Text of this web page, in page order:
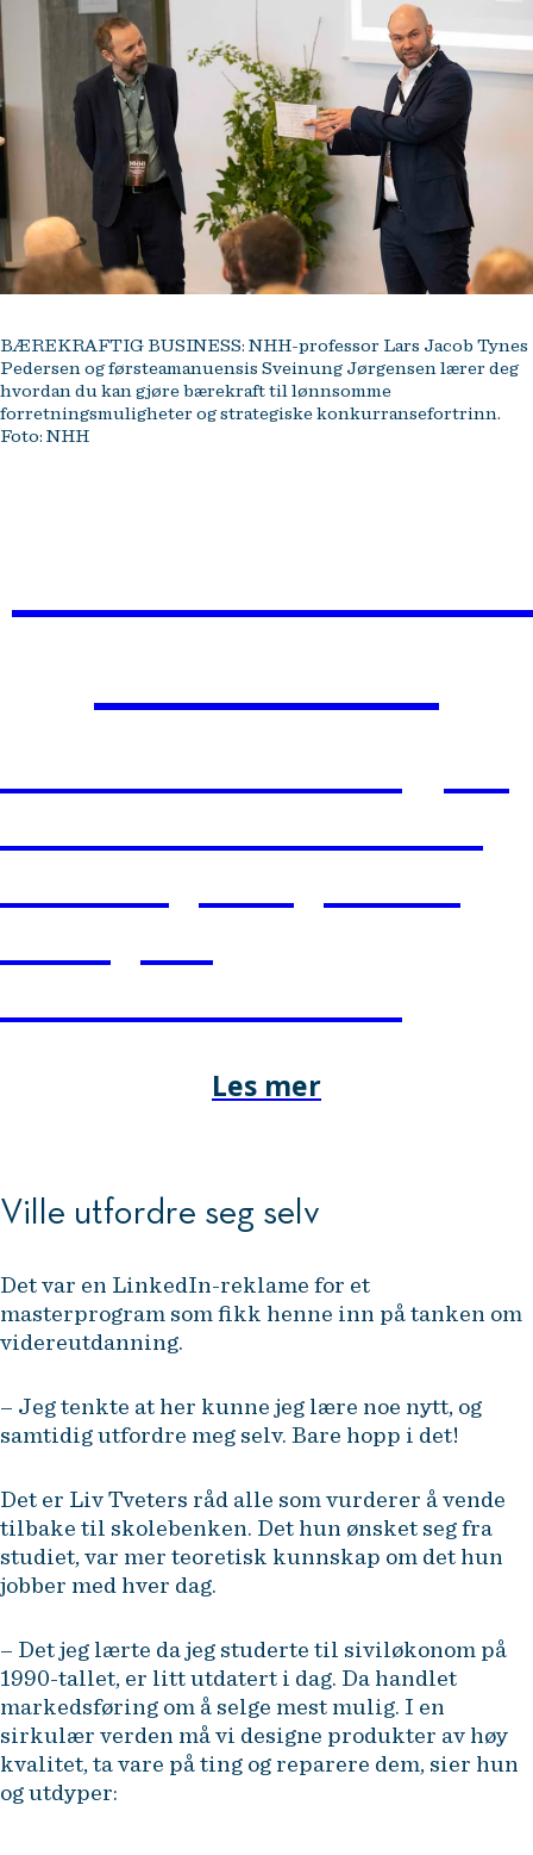
BÆREKRAFTIG BUSINESS: NHH-professor Lars Jacob Tynes
Pedersen og førsteamanuensis Sveinung Jørgensen lærer deg
hvordan du kan gjøre bærekraft til lønnsomme
forretningsmuligheter og strategiske konkurransefortrinn.
Foto: NHH
Les mer
Ville utfordre seg selv
Det var en LinkedIn-reklame for et
masterprogram som fikk henne inn på tanken om
videreutdanning.
– Jeg tenkte at her kunne jeg lære noe nytt, og
samtidig utfordre meg selv. Bare hopp i det!
Det er Liv Tveters råd alle som vurderer å vende
tilbake til skolebenken. Det hun ønsket seg fra
studiet, var mer teoretisk kunnskap om det hun
jobber med hver dag.
– Det jeg lærte da jeg studerte til siviløkonom på
1990-tallet, er litt utdatert i dag. Da handlet
markedsføring om å selge mest mulig. I en
sirkulær verden må vi designe produkter av høy
kvalitet, ta vare på ting og reparere dem, sier hun
og utdyper: